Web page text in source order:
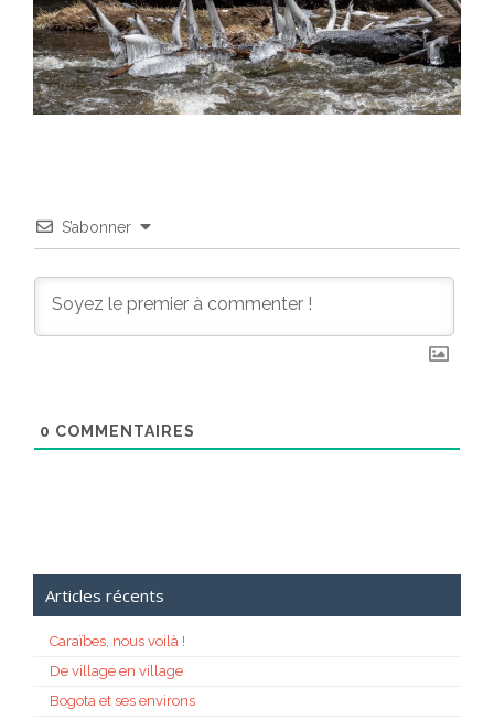
S’abonner
0 COMMENTAIRES
Articles récents
Caraïbes, nous voilà !
De village en village
Bogota et ses environs